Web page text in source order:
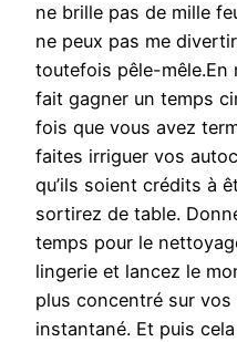
ne brille pas de mille
ne peux pas me
toutefois pêle-mêle.En
fait gagner un temps
fois que vous avez
faites irriguer vos
qu’ils soient crédits à
sortirez de table.
temps pour le
lingerie et lancez le
plus concentré sur
instantané. Et puis